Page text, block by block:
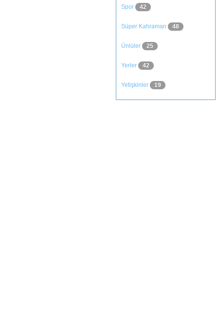
Spor 42
Süper Kahraman 48
Ünlüler 25
Yerler 42
Yetişkinler 19